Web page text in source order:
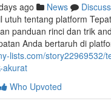
ago News
Discuss
utuh tentang platform
panduan rinci dan trik
Anda bertaruh di
lists.com/story22969532/
akurat
Who Upvoted